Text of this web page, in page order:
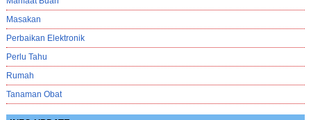
Masakan
Perbaikan Elektronik
Perlu Tahu
Rumah
Tanaman Obat